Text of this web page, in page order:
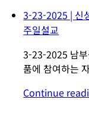
3-23-2025 | 신
주일설교
3-23-2025 남부
품에 참여하는
Continue